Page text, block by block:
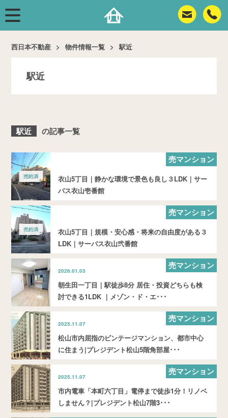
西日本不動産 物件情報一覧 駅近
駅近
駅近 の記事一覧
売マンション
衣山5丁目｜静かな環境で景色も良し３LDK｜サー
パス衣山壱番館
売マンション
衣山5丁目｜規模・安心感・将来の自由度がある３
LDK｜サーパス衣山弐番館
売マンション
朝生田一丁目｜駅徒歩8分 居住・投資どちらも検
討できる1LDK ｜メゾン・ド・エ･･･
2026.01.03
売マンション
松山市内屈指のビンテージマンション、都市中心
に住まう|プレジデント松山5階角部屋･･･
2025.11.07
売マンション
市内電車「本町六丁目」電停まで徒歩1分！リノベ
しません？|プレジデント松山7階3･･･
2025.11.07